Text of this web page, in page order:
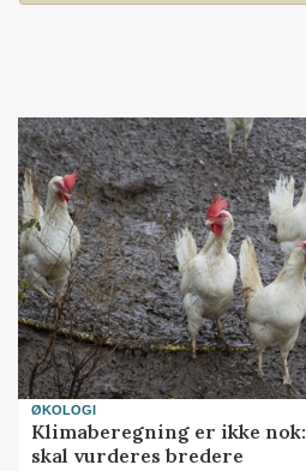
ØKOLOGI
Klimaberegning er ikke
skal vurderes bredere